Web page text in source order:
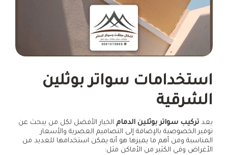
استخدامات سواتر بوثلين
الشرقية
يعد تركيب سواتر بوثلين الدمام الخيار الأفضل لكل من يبحث عن
توفير الخصوصية بالإضافة إلى التصاميم العصرية والأسعار
المناسبة ومن أهم ما يميزها هو أنه يمكن استخدامها للعديد من
الأغراض وفي الكثير من الأماكن مثل: